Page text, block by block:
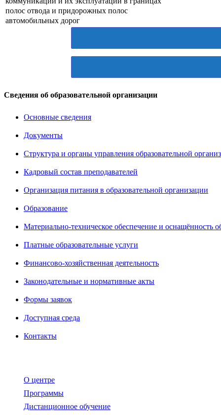
полос отвода и придорожных полос
автомобильных дорог
Сведения об образовательной организации
Основные сведения
Документы
Структура и органы управления образовательной
Кадровый состав преподавателей
Организация питания в образовательной организации
Образование
Материально-техническое обеспечение и оснащённость
Платные образовательные услуги
Финансово-хозяйственная деятельность
Законодательные и нормативные акты
Формы заявок
Доступная среда
Контакты
О центре
Программы
Дистанционное обучение